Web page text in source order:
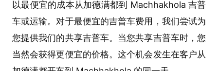
以最便宜的成本从加德满都到 Machhakhola 吉普
车或运输。对于最便宜的吉普车费用，我们尝试为
您提供我们的共享吉普车。当您共享吉普车时，您
当然会获得更便宜的价格。这个机会发生在客户从